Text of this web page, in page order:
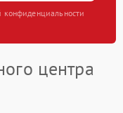
конфиденциальности
центра